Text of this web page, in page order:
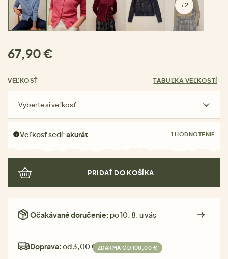
+2
67,90 €
VEĽKOSŤ TABUĽKA VEĽKOSTÍ
Vyberte si veľkosť
Veľkosť sedí:akurát 1 HODNOTENIE
PRIDAŤ DO KOŠÍKA
Očakávané doručenie: po 10. 8. u vás
Doprava:od 3,00 € ZDARMA OD 100,00 €